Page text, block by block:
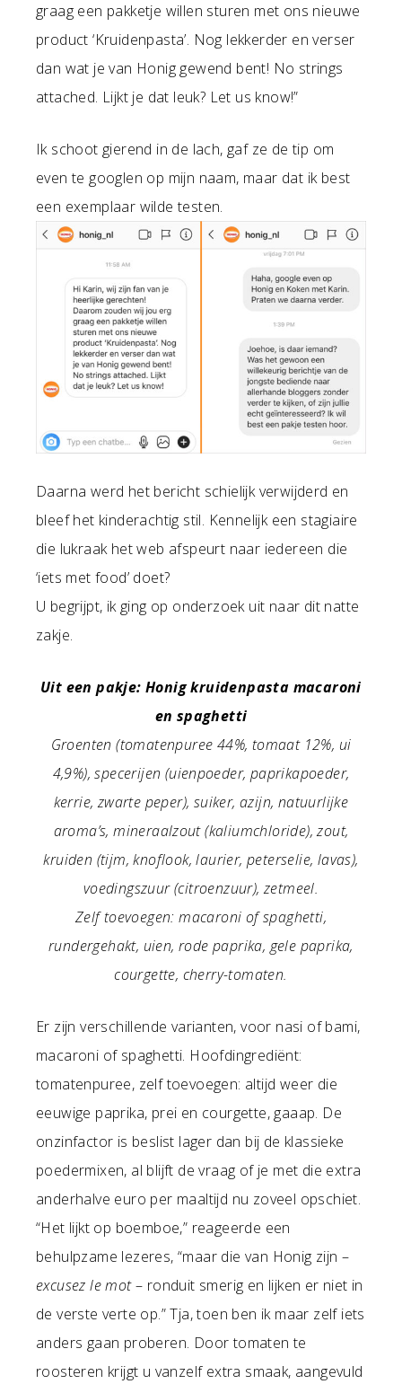
graag een pakketje willen sturen met ons nieuwe
product ‘Kruidenpasta’. Nog lekkerder en verser
dan wat je van Honig gewend bent! No strings
attached. Lijkt je dat leuk? Let us know!”
Ik schoot gierend in de lach, gaf ze de tip om
even te googlen op mijn naam, maar dat ik best
een exemplaar wilde testen.
Daarna werd het bericht schielijk verwijderd en
bleef het kinderachtig stil. Kennelijk een stagiaire
die lukraak het web afspeurt naar iedereen die
‘iets met food’ doet?
U begrijpt, ik ging op onderzoek uit naar dit natte
zakje.
Uit een pakje: Honig kruidenpasta macaroni
en spaghetti
Groenten (tomatenpuree 44%, tomaat 12%, ui
4,9%), specerijen (uienpoeder, paprikapoeder,
kerrie, zwarte peper), suiker, azijn, natuurlijke
aroma’s, mineraalzout (kaliumchloride), zout,
kruiden (tijm, knoflook, laurier, peterselie, lavas),
voedingszuur (citroenzuur), zetmeel.
Zelf toevoegen: macaroni of spaghetti,
rundergehakt, uien, rode paprika, gele paprika,
courgette, cherry-tomaten.
Er zijn verschillende varianten, voor nasi of bami,
macaroni of spaghetti. Hoofdingrediënt:
tomatenpuree, zelf toevoegen: altijd weer die
eeuwige paprika, prei en courgette, gaaap. De
onzinfactor is beslist lager dan bij de klassieke
poedermixen, al blijft de vraag of je met die extra
anderhalve euro per maaltijd nu zoveel opschiet.
“Het lijkt op boemboe,” reageerde een
behulpzame lezeres, “maar die van Honig zijn –
excusez le mot– ronduit smerig en lijken er niet in
de verste verte op.” Tja, toen ben ik maar zelf iets
anders gaan proberen. Door tomaten te
roosteren krijgt u vanzelf extra smaak, aangevuld